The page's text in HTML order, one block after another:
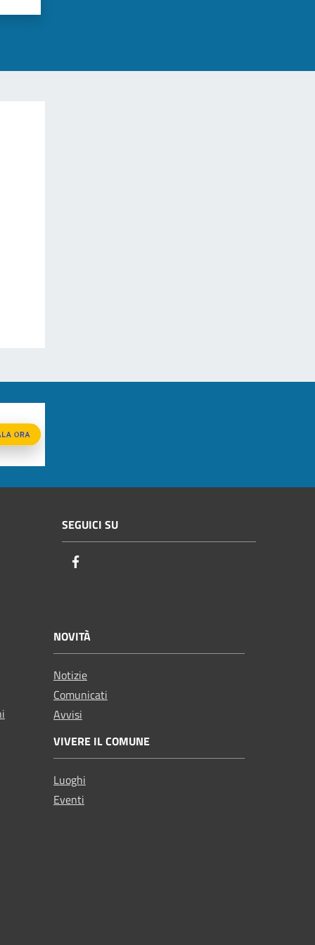
SEGUICI SU
NOVITÀ
Notizie
Comunicati
Avvisi
VIVERE IL COMUNE
Luoghi
Eventi